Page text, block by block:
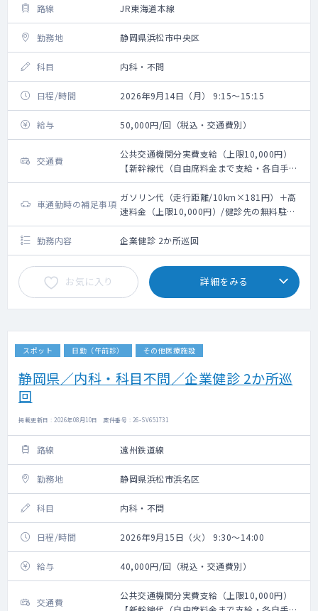
路線 JR東海道本線
勤務地 静岡県浜松市中央区
科目 内科・不問
日程/時間 2026年9月14日（月） 9:15～15:15
給与 50,000円/回（税込・交通費別）
交通費
公共交通機関分実費支給（上限10,000円）
【新幹線代（自由席料金まで支給・各自手配
となります）・最寄り駅からのタクシー代支
給（要領収書）】
車通勤時の補足事項
ガソリン代（走行距離/10km×181円）＋高
速料金（上限10,000円）/健診先の無料駐車
場利用可能
勤務内容
企業健診 2か所巡回
お気に入り 詳細をみる
スポット 日勤（午前診） その他医療施設
静岡県／内科・科目不問／企業健診 2か所巡
回
掲載更新日 : 2026年08月10日 案件番号 : 26-SV651731
路線 遠州鉄道線
勤務地 静岡県浜松市浜名区
科目 内科・不問
日程/時間 2026年9月15日（火） 9:30～14:00
給与 40,000円/回（税込・交通費別）
交通費
公共交通機関分実費支給（上限10,000円）